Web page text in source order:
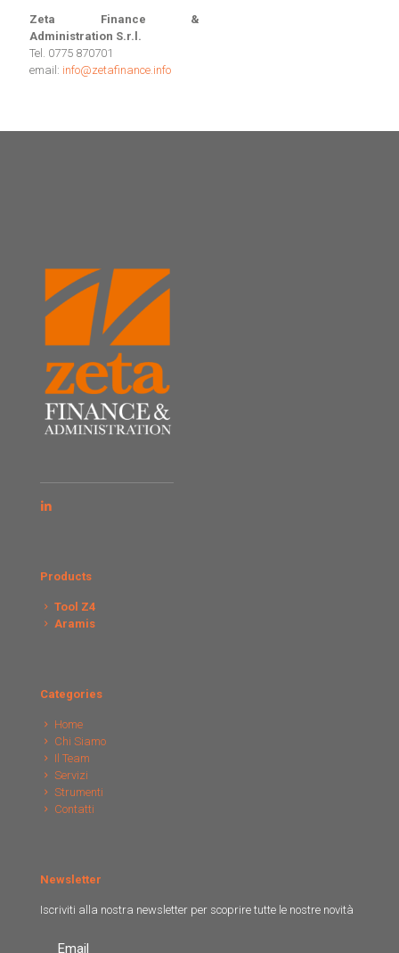
Zeta Finance &
Administration S.r.l.
Tel. 0775 870701
email: info@zetafinance.info
Products
Tool Z4
Aramis
Categories
Home
Chi Siamo
Il Team
Servizi
Strumenti
Contatti
Newsletter
Iscriviti alla nostra newsletter per scoprire tutte le nostre novità